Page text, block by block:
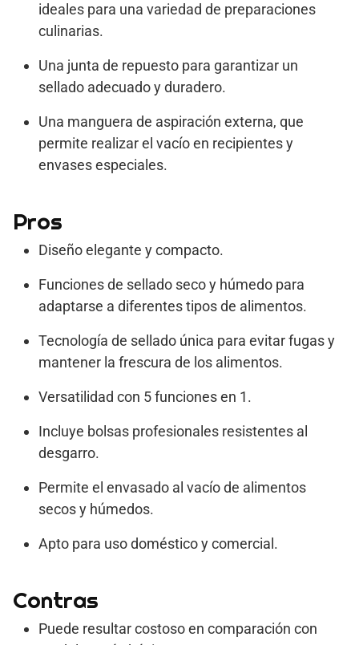
ideales para una variedad de preparaciones
culinarias.
Una junta de repuesto para garantizar un
sellado adecuado y duradero.
Una manguera de aspiración externa, que
permite realizar el vacío en recipientes y
envases especiales.
Pros
Diseño elegante y compacto.
Funciones de sellado seco y húmedo para
adaptarse a diferentes tipos de alimentos.
Tecnología de sellado única para evitar fugas y
mantener la frescura de los alimentos.
Versatilidad con 5 funciones en 1.
Incluye bolsas profesionales resistentes al
desgarro.
Permite el envasado al vacío de alimentos
secos y húmedos.
Apto para uso doméstico y comercial.
Contras
Puede resultar costoso en comparación con